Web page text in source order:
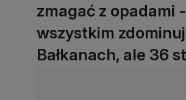
zmagać z opadami
wszystkim
Bałkanach, ale 36